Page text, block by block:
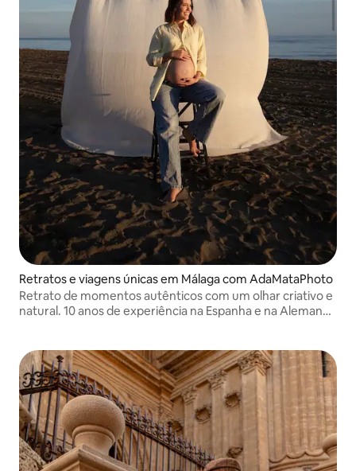
Retratos e viagens únicas em Málaga com AdaMataPhoto
Retrato de momentos autênticos com um olhar criativo e
natural. 10 anos de experiência na Espanha e na Alemanha